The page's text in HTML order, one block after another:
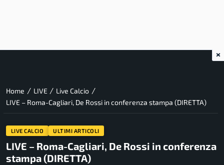
Home / LIVE / Live Calcio /
LIVE – Roma-Cagliari, De Rossi in conferenza stampa (DIRETTA)
LIVE CALCIO ULTIMI ARTICOLI
LIVE – Roma-Cagliari, De Rossi in conferenza
stampa (DIRETTA)
×